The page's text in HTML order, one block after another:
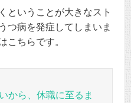
ということが大きなスト
つ病を発症してしまいま
こちらです。
から、休職に至るま